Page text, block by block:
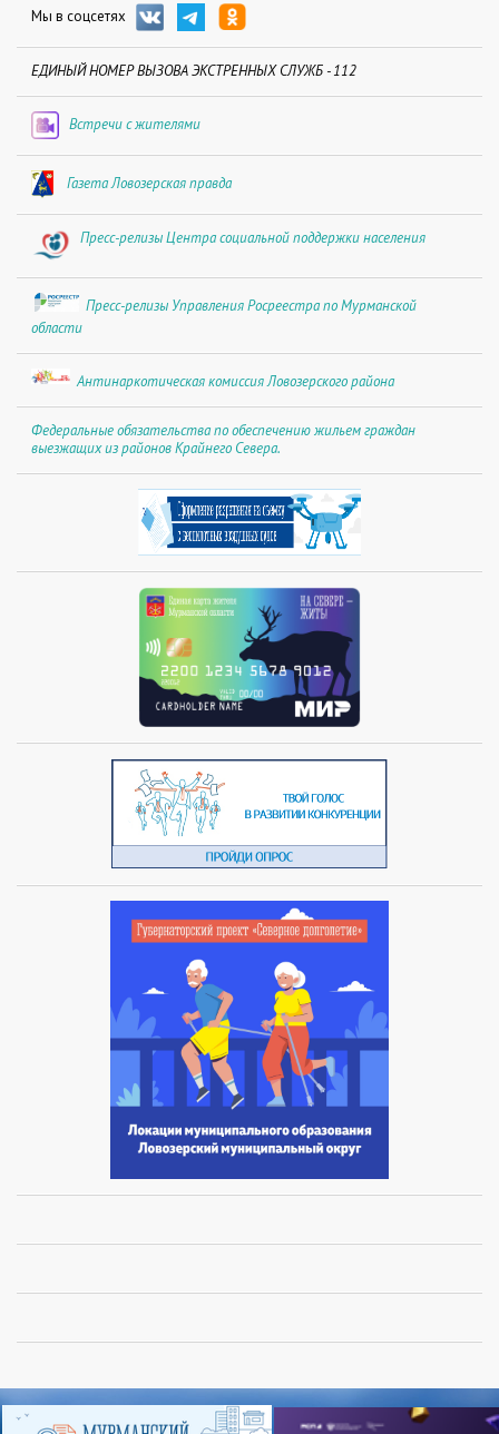
Мы в соцсетях
ЕДИНЫЙ НОМЕР ВЫЗОВА ЭКСТРЕННЫХ СЛУЖБ - 112
Встречи с жителями
Газета Ловозерская правда
Пресс-релизы Центра социальной поддержки населения
Пресс-релизы Управления Росреестра по Мурманской
области
Антинаркотическая комиссия Ловозерского района
Федеральные обязательства по обеспечению жильем граждан
выезжащих из районов Крайнего Севера.